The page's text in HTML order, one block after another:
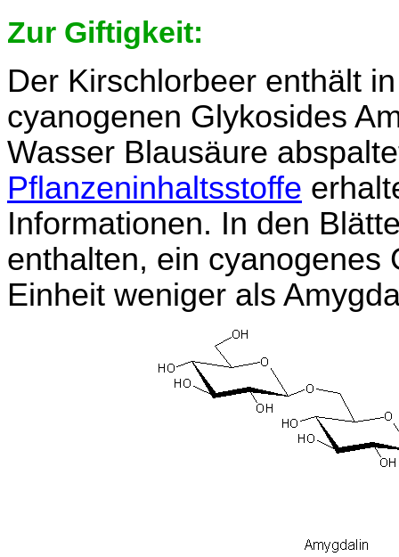
Zur Giftigkeit:
Der Kirschlorbeer enthält
cyanogenen Glykosides
Wasser Blausäure
Pflanzeninhaltsstoffe
Informationen. In den
enthalten, ein cyanogenes
Einheit weniger als